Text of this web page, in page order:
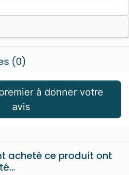
(0)
avis
acheté ce produit ont